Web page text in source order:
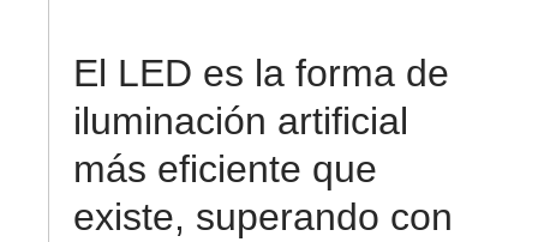
El LED es la forma de
iluminación artificial
más eficiente que
existe, superando con